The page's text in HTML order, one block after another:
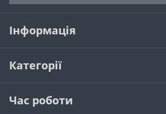
Інформація
Категорії
Час роботи